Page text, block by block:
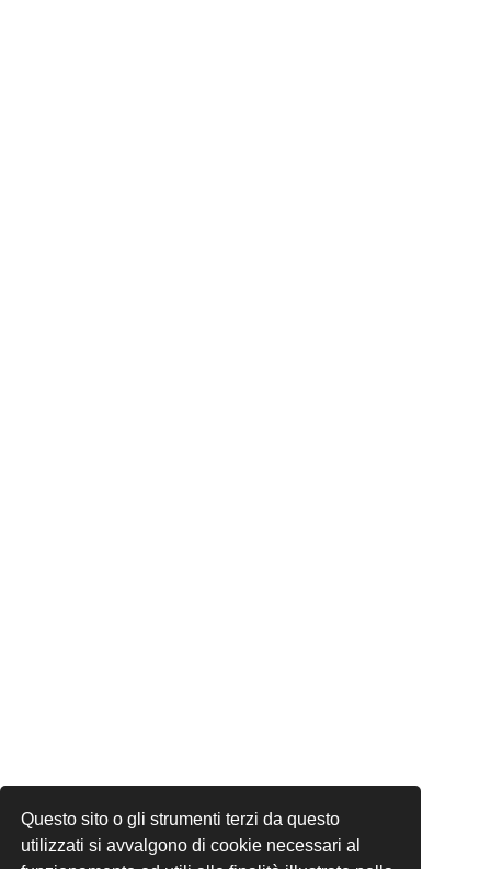
Questo sito o gli strumenti terzi da questo
utilizzati si avvalgono di cookie necessari al